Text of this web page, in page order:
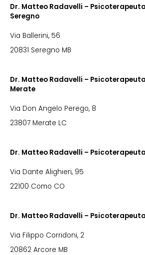
Dr. Matteo Radavelli –
Seregno
Via Ballerini, 56
20831 Seregno MB
Dr. Matteo Radavelli –
Merate
Via Don Angelo Perego, 8
23807 Merate LC
Dr. Matteo Radavelli –
Via Dante Alighieri, 95
22100 Como CO
Dr. Matteo Radavelli –
Via Filippo Corridoni, 2
20862 Arcore MB